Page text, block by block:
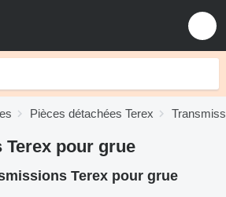
Pièces détachées Terex
pour grue
Terex pour grue